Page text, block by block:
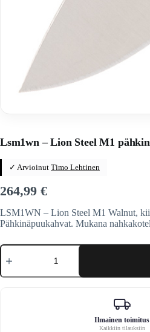
Lsm1wn – Lion Steel M1
✓ Arvioinut Timo Lehtinen
264,99 €
LSM1WN – Lion Steel M1 Walnut,
Pähkinäpuukahvat. Mukana
Lsm1wn
Steel
Ilmainen toimitus
Kaikkiin tilauksiin